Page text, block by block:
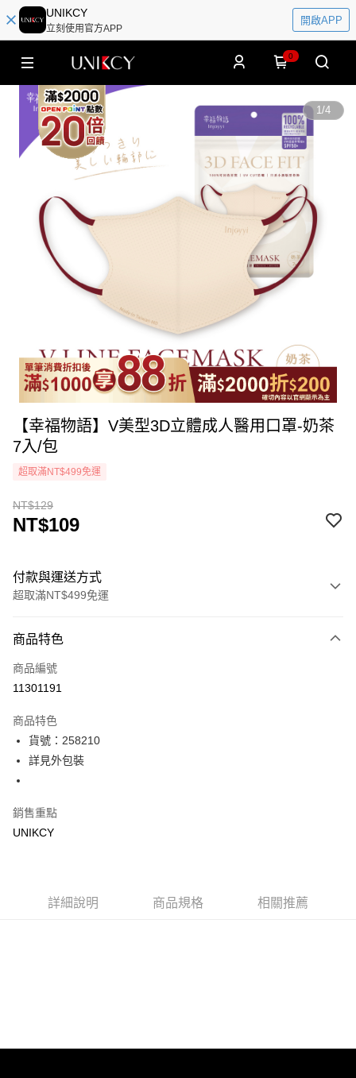
UNIKCY
立刻使用官方APP
開啟APP
0
1/4
【幸福物語】V美型3D立體成人醫用口罩-奶茶
7入/包
超取滿NT$499免運
NT$129
NT$109
付款與運送方式
超取滿NT$499免運
icash Pay
信用卡一次付款
LINE Pay
Apple Pay
商品特色
商品編號
11301191
商品特色
貨號：258210
詳見外包裝
銷售重點
UNIKCY
詳細說明 商品規格 相關推薦